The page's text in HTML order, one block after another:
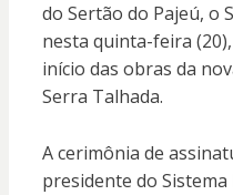
do Sertão do Pajeú, o
nesta quinta-feira
início das obras da
Serra Talhada.
A cerimônia de
presidente do Sistema